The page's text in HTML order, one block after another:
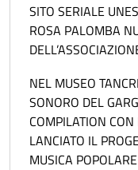
SITO SERIALE
ROSA PALOMBA
NEL MUSEO
SONORO DEL
COMPILATION
LANCIATO IL
MUSICA POPOLARE